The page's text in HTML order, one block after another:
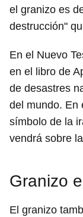
el granizo es
destrucción"
En el Nuevo
en el libro de
de desastres
del mundo. En
símbolo de la
vendrá sobre
Granizo
El granizo